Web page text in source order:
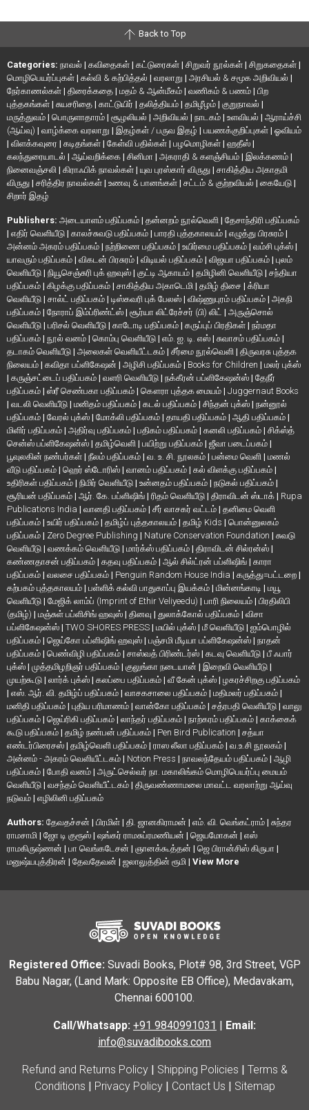
Back to Top
Categories: நாவல் | கவிதைகள் | கட்டுரைகள் | சிறுவர் நூல்கள் | சிறுகதைகள் |
மொழிபெயர்ப்புகள் | கல்வி & கற்பித்தல் | வரலாறு | அரசியல் & சமூக அறிவியல் |
நேர்காணல்கள் | திரைக்கதை | மதம் & ஆன்மீகம் | வணிகம் & பணம் | பிற
புத்தகங்கள் | சுயசரிதை | காட்டுயிர் | தலித்தியம் | தமிழீழம் | குறுநாவல் |
மருத்துவம் | பொருளாதாரம் | சூழலியல் | அறிவியல் | நாடகம் | உளவியல் | ஆராய்ச்சி
(ஆய்வு) | வாழ்க்கை வரலாறு | இதழ்கள் / பருவ இதழ் | பயணக்குறிப்புகள் | ஓவியம்
| விளக்கவுரை | கடிதங்கள் | கேள்வி பதில்கள் | பழமொழிகள் | ஹதீஸ் |
கலந்துரையாடல் | ஆய்வறிக்கை | சினிமா | அகராதி & களஞ்சியம் | இலக்கணம் |
நினைவஞ்சலி | கிராஃபிக் நாவல்கள் | யுவ புரஸ்கார் விருது | சாகித்திய அகாதமி
விருது | சரித்திர நாவல்கள் | உணவு & பானங்கள் | சட்டம் & குற்றவியல் | கையேடு |
சிறார் இதழ்
Publishers: அடையாளம் பதிப்பகம் | தன்னறம் நூல்வெளி | தேசாந்திரி பதிப்பகம்
| எதிர் வெளியீடு | காலச்சுவடு பதிப்பகம் | பாரதி புத்தகாலயம் | எழுத்து பிரசுரம் |
அன்னம் அகரம் பதிப்பகம் | நற்றிணை பதிப்பகம் | உயிர்மை பதிப்பகம் | வம்சி புக்ஸ் |
யாவரும் பதிப்பகம் | விகடன் பிரசுரம் | விடியல் பதிப்பகம் | விஜயா பதிப்பகம் | புலம்
வெளியீடு | நியூசெஞ்சுரி புக் ஹவுஸ் | குட்டி ஆகாயம் | தமிழினி வெளியீடு | சந்தியா
பதிப்பகம் | கிழக்கு பதிப்பகம் | சாகித்திய அகாடெமி | தமிழ் திசை | க்ரியா
வெளியீடு | சால்ட் பதிப்பகம் | டிஸ்கவரி புக் பேலஸ் | விஷ்ணுபுரம் பதிப்பகம் | அகநி
பதிப்பகம் | நோராப் இம்ப்ரிண்ட்ஸ் | சூர்யா லிட்ரேச்சர் (பி) லிட் | அருஞ்சொல்
வெளியீடு | பரிசல் வெளியீடு | காடோடி பதிப்பகம் | கருப்புப் பிரதிகள் | நர்மதா
பதிப்பகம் | நூல் வனம் | கொம்பு வெளியீடு | எம். ஐ. டி. எஸ் | சுவாசம் பதிப்பகம் |
தடாகம் வெளியீடு | அலைகள் வெளியீட்டகம் | சீர்மை நூல்வெளி | திருவரசு புத்தக
நிலையம் | கவிதா பப்ளிகேஷன் | அழிசி பதிப்பகம் | Books for Children | மலர் புக்ஸ்
| கருஞ்சட்டைப் பதிப்பகம் | வளரி வெளியீடு | நக்கீரன் பப்ளிகேஷன்ஸ் | தேநீர்
பதிப்பகம் | ஸ்ரீ செண்பகா பதிப்பகம் | கௌரா புத்தக மையம் | Juggernaut Books
| வடலி வெளியீடு | மனிதம் பதிப்பகம் | கடல் பதிப்பகம் | சிந்தன் புக்ஸ் | நன்னூல்
பதிப்பகம் | வேரல் புக்ஸ் | மோக்லி பதிப்பகம் | தாயதி பதிப்பகம் | ஆதி பதிப்பகம் |
மிளிர் பதிப்பகம் | அதிர்வு பதிப்பகம் | பதிகம் பதிப்பகம் | கனலி பதிப்பகம் | சிக்ஸ்த்
சென்ஸ் பப்ளிகேஷன்ஸ் | தமிழ்வெளி | பயிற்று பதிப்பகம் | ஜீவா படைப்பகம் |
பூவுலகின் நண்பர்கள் | நீலம் பதிப்பகம் | வ. உ. சி. நூலகம் | பன்மை வெளி | மணல்
வீடு பதிப்பகம் | ஹெர் ஸ்டோரிஸ் | வானம் பதிப்பகம் | கல் விளக்கு பதிப்பகம் |
உதிரிகள் பதிப்பகம் | நிமிர் வெளியீடு | உன்னதம் பதிப்பகம் | நடுகல் பதிப்பகம் |
சூரியன் பதிப்பகம் | ஆர். கே. பப்ளிஷிங் | ரிதம் வெளியீடு | திராவிடன் ஸ்டாக் | Rupa
Publications India | வானதி பதிப்பகம் | சீர் வாசகர் வட்டம் | தனிமை வெளி
பதிப்பகம் | உயிர் பதிப்பகம் | தமிழ்ப் புத்தகாலயம் | தமிழ் Kids | பொன்னுலகம்
பதிப்பகம் | Zero Degree Publishing | Nature Conservation Foundation | சுவடு
வெளியீடு | வணக்கம் வெளியீடு | மார்க்ஸ் பதிப்பகம் | திராவிடன் சில்ரன்ஸ் |
கண்ணதாசன் பதிப்பகம் | கதவு பதிப்பகம் | ஆல் சில்ட்ரன் பப்ளிஷிங் | காரா
பதிப்பகம் | வலசை பதிப்பகம் | Penguin Random House India | கருத்து=பட்டறை |
கற்பகம் புத்தகாலயம் | பள்ளிக் கல்வி பாதுகாப்பு இயக்கம் | மின்னங்காடி | மயூ
வெளியீடு | மேஜிக் லாம்ப் (Imprint of Ethir Veliyeedu) | பாரி நிலையம் | பிரதிலிபி
(தமிழ்) | மஞ்சுள் பப்ளிசிங் ஹவுஸ் | தினவு | துலாக்கோல் பதிப்பகம் | விசா
பப்ளிகேஷன்ஸ் | TWO SHORES PRESS | மயில் புக்ஸ் | மீ வெளியீடு | ஐம்பொழில்
பதிப்பகம் | ஜெய்கோ பப்ளிஷிங் ஹவுஸ் | பஞ்சமி மீடியா பப்ளிகேஷன்ஸ் | நாதன்
பதிப்பகம் | பெண்விழி பதிப்பகம் | சாஸ்வத் பிரிண்டர்ஸ் | கடவு வெளியீடு | பீ ஃபார்
புக்ஸ் | முத்தமிழறிஞர் பதிப்பகம் | குலுங்கா நடையான் | இறைவி வெளியீடு |
முயற்கூடு | லார்க் புக்ஸ் | கலப்பை பதிப்பகம் | வீ கேன் புக்ஸ் | ழகரச்சிறகு பதிப்பகம்
| எஸ். ஆர். வி. தமிழ்ப் பதிப்பகம் | வாசகசாலை பதிப்பகம் | மதிமலர் பதிப்பகம் |
மனிதி பதிப்பகம் | புதிய பரிமாணம் | வான்கோ பதிப்பகம் | சத்ரபதி வெளியீடு | வாலு
பதிப்பகம் | ஜெய்ரிகி பதிப்பகம் | லாந்தர் பதிப்பகம் | நாற்கரம் பதிப்பகம் | காக்கைக்
கூடு பதிப்பகம் | தமிழ் நண்பன் பதிப்பகம் | Pen Bird Publication | சத்யா
எண்டர்பிரைசஸ் | தமிழ்வெளி பதிப்பகம் | ராஸ லீலா பதிப்பகம் | வ.உ.சி நூலகம் |
அன்னம் - அகரம் வெளியீட்டகம் | Notion Press | நாவலந்தேயம் பதிப்பகம் | ஆழி
பதிப்பகம் | போதி வனம் | அருட்செல்வர் நா. மகாலிங்கம் மொழிபெயர்ப்பு மையம்
வெளியீடு | வசந்தம் வெளியீட்டகம் | திருவண்ணாமலை மாவட்ட வரலாற்று ஆய்வு
நடுவம் | எழிலினி பதிப்பகம்
Authors: தேவதச்சன் | பிரமிள் | தி. ஜானகிராமன் | எம். வி. வெங்கட்ராம் | சுந்தர
ராமசாமி | ஜோ டி குரூஸ் | ஷங்கர் ராமசுப்ரமணியன் | ஜெயமோகன் | எஸ்
ராமகிருஷ்ணன் | பா வெங்கடேசன் | ஞானக்கூத்தன் | ஜெ பிரான்சிஸ் கிருபா |
மனுஷ்யபுத்திரன் | தேவதேவன் | ஜலாலுத்தின் ரூமி | View More
Registered Office: Suvadi Books, Plot# 98, 3rd Street, VGP
Babu Nagar, (Land Mark: Opposite EB Office), Medavakam,
Chennai 600100.
Call/Whatsapp: +91 9840991031 | Email:
info@suvadibooks.com
Refund and Returns Policy| Shipping Policies | Terms &
Conditions | Privacy Policy| Contact Us | Sitemap